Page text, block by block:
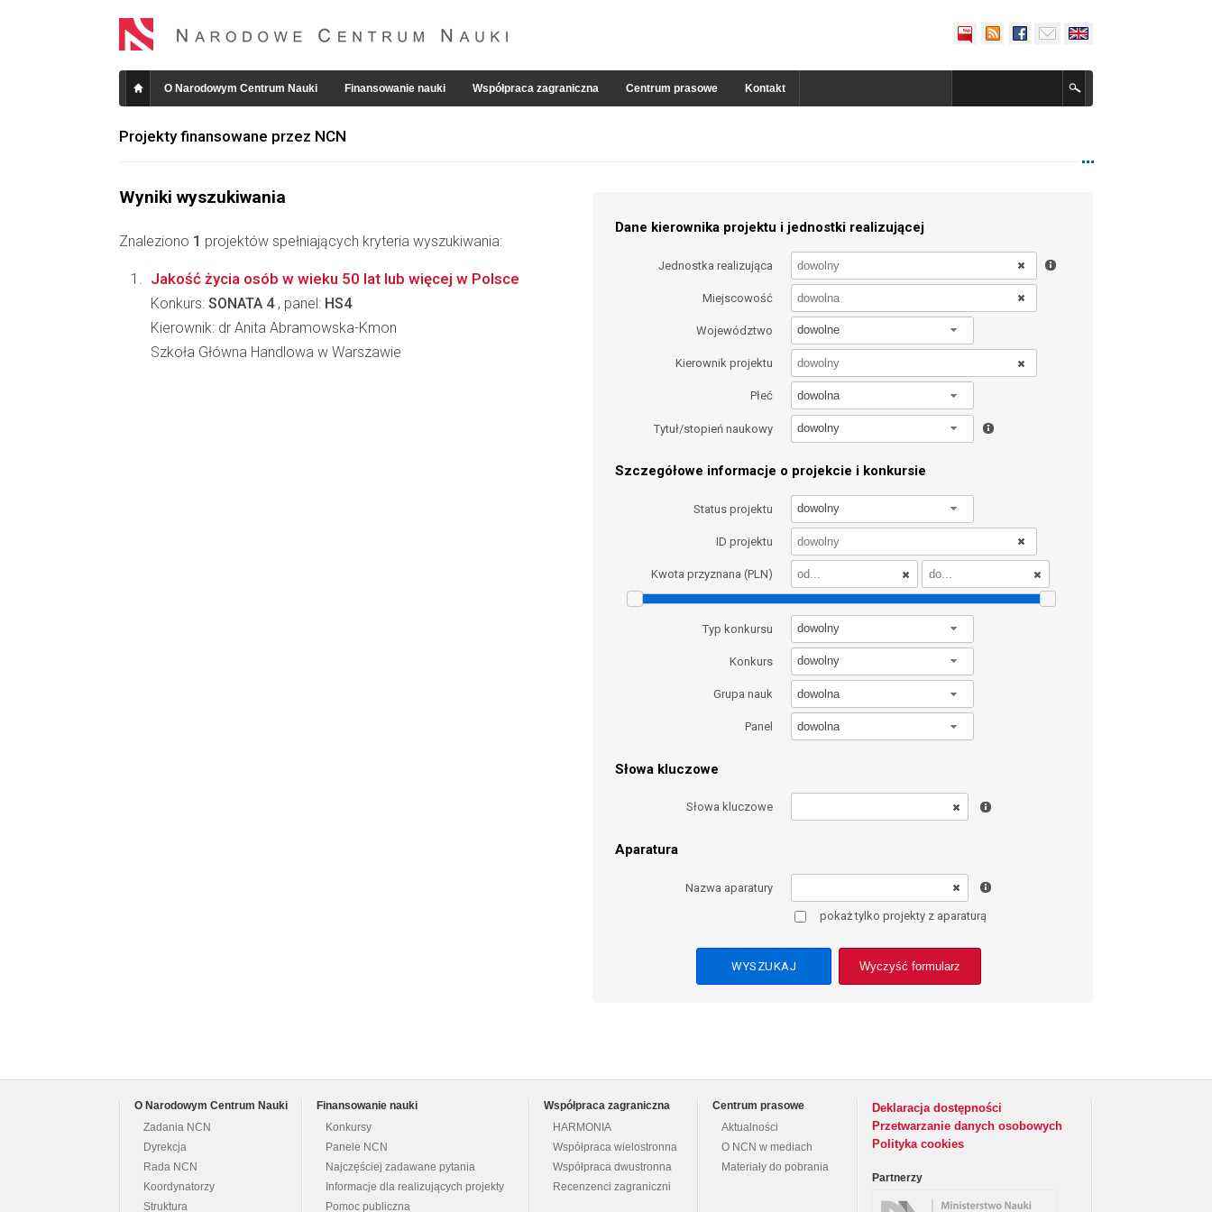
O Narodowym Centrum Nauki Finansowanie nauki Współpraca zagraniczna Centrum prasowe Kontakt
Projekty finansowane przez NCN
Wyniki wyszukiwania
Znaleziono 1 projektów spełniających kryteria wyszukiwania:
Dane kierownika projektu i jednostki realizującej
Jednostka realizująca
Miejscowość
Województwo dowolne
Kierownik projektu
Płeć dowolna
Tytuł/stopień naukowy dowolny
Szczegółowe informacje o projekcie i konkursie
Status projektu dowolny
ID projektu
Kwota przyznana (PLN)
Typ konkursu dowolny
Konkurs dowolny
Grupa nauk dowolna
Panel dowolna
Słowa kluczowe
Słowa kluczowe
Aparatura
Nazwa aparatury
pokaż tylko projekty z aparaturą
Wyczyść formularz
Jakość życia osób w wieku 50 lat lub więcej w Polsce
Konkurs: SONATA 4, panel: HS4
Kierownik: dr Anita Abramowska-Kmon
Szkoła Główna Handlowa w Warszawie
O Narodowym Centrum Nauki
Zadania NCN
Dyrekcja
Rada NCN
Koordynatorzy
Struktura
Finansowanie nauki
Konkursy
Panele NCN
Najczęściej zadawane pytania
Informacje dla realizujących projekty
Pomoc publiczna
Współpraca zagraniczna
HARMONIA
Współpraca wielostronna
Współpraca dwustronna
Recenzenci zagraniczni
Centrum prasowe
Aktualności
O NCN w mediach
Materiały do pobrania
Deklaracja dostępności
Przetwarzanie danych osobowych
Polityka cookies
Partnerzy